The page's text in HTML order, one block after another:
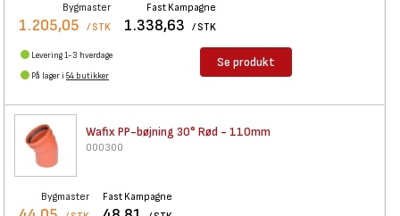
Bygmaster
1.205,05 / STK
Fast Kampagne
1.338,63 / STK
Levering 1-3 hverdage
På lager i 54 butikker
Se produkt
Wafix PP-bøjning 30° Rød - 110mm
000300
Bygmaster Fast Kampagne